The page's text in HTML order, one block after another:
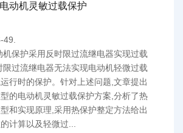
动机灵敏过载保护
机保护采用反时限过流继电器实现过载
过流继电器无法实现电动机轻微过载
行时的保护。针对上述问题,文章提出
的电动机灵敏过载保护方案,分析了热
和实现原理,采用热保护整定方法给出
计算以及轻微过...